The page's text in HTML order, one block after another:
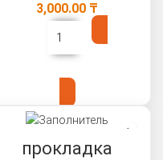
3,000.00 ₸
прокладка